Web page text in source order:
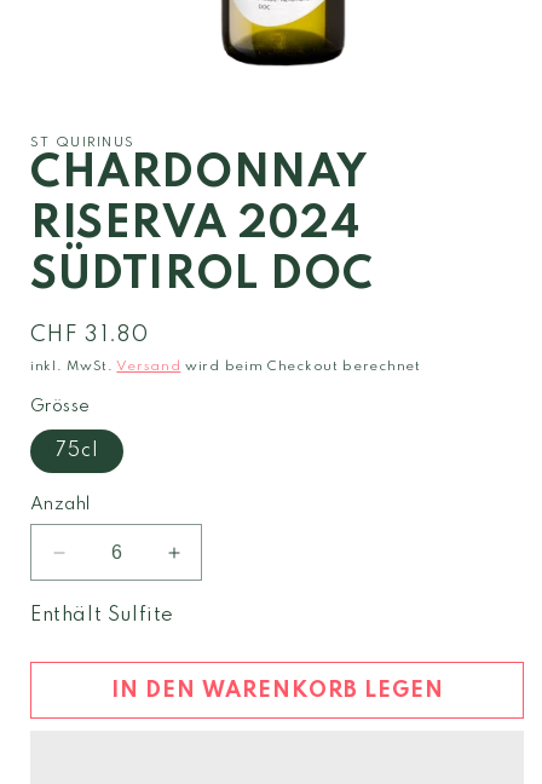
Modal
öffnen
ST QUIRINUS
CHARDONNAY
RISERVA 2024
SÜDTIROL DOC
Normaler
Preis
CHF 31.80
inkl. MwSt.Versand wird beim Checkout berechnet
Grösse
75cl
Anzahl
Verringere
die
Menge
Chardonnay
Riserva
2024
Erhöhe
die
Chardonnay
Riserva
2024
Enthält Sulfite
IN DEN WARENKORB LEGEN